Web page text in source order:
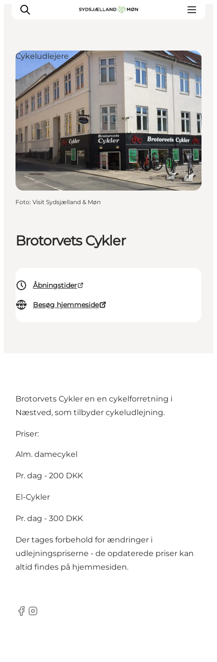
Oplev
Byer og steder
Events
Spis
Overnat
Planlæg din tur
Brotorvets Cykler
Åbningstider
Besøg hjemmeside
Cykeludlejere
Foto: Visit Sydsjælland & Møn
Brotorvets Cykler en en cykelforretning i
Næstved, som tilbyder cykeludlejning.
Priser:
Alm. damecykel
Pr. dag - 200 DKK
El-Cykler
Pr. dag - 300 DKK
Der tages forbehold for ændringer i
udlejningspriserne - de opdaterede priser kan
altid findes på hjemmesiden.
Facebook
Instagram